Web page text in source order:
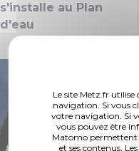
Le site Metz.fr
navigation. Si vous
votre navigation. Si
vous pouvez être
Matomo permettent
et ses contenus.
s'installe au Plan
d'eau